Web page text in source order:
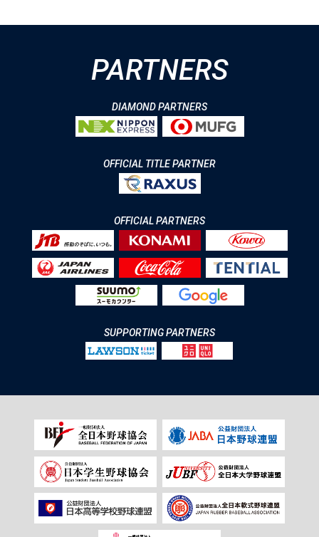
PARTNERS
DIAMOND PARTNERS
OFFICIAL TITLE PARTNER
OFFICIAL PARTNERS
SUPPORTING PARTNERS